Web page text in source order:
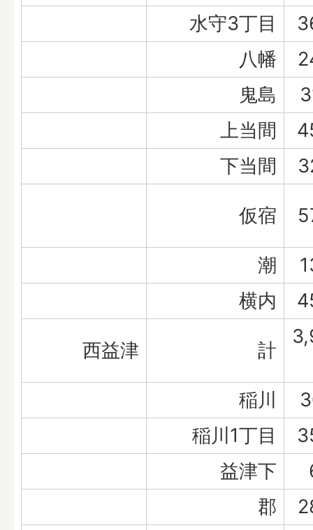
水守3丁目
八幡
鬼島
上当間
下当間
仮宿
潮
横内
西益津 計
稲川
稲川1丁目
益津下
郡